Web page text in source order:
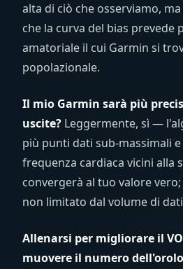
alta di ciò che osserviamo,
che la curva del bias prevede
amatoriale il cui Garmin si
popolazionale.
Il mio Garmin sarà più
uscite? Leggermente, sì —
più punti dati sub-massimali
frequenza cardiaca vicini alla
convergerà al tuo valore
non limitato dal volume di
Allenarsi per migliorare il
muovere il numero